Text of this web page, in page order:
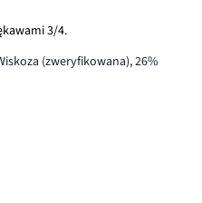
3/4.
(zweryfikowana), 26%